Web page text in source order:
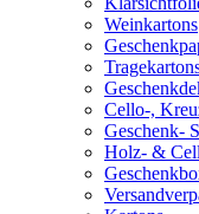
Weinkartons
Cello-,
Geschenk-
Holz- &